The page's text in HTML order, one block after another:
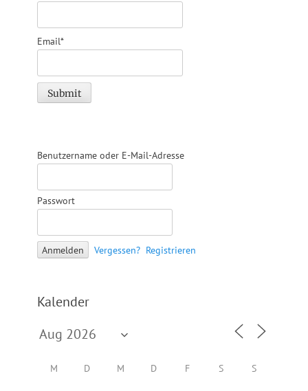
Email*
Benutzername oder E-Mail-Adresse
Passwort
Vergessen? Registrieren
Kalender
M D M D F S S